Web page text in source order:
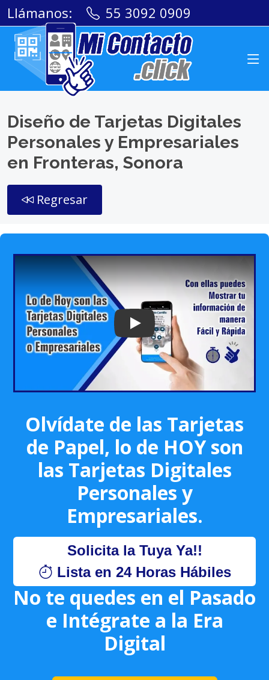
Llámanos: 55 3092 0909
Diseño de Tarjetas Digitales
Personales y Empresariales
en Fronteras, Sonora
Regresar
Play: Keynote (Google I/O '18)
Olvídate de las Tarjetas
de Papel, lo de HOY son
las Tarjetas Digitales
Personales y
Empresariales.
Solicita la Tuya Ya!!
Lista en 24 Horas Hábiles
No te quedes en el Pasado
e Intégrate a la Era
Digital